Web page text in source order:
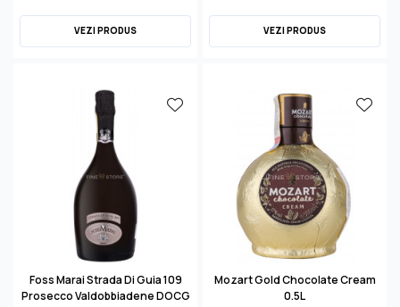
VEZI PRODUS VEZI PRODUS
Foss Marai Strada Di Guia 109
Prosecco Valdobbiadene DOCG
Mozart Gold Chocolate Cream
0.5L